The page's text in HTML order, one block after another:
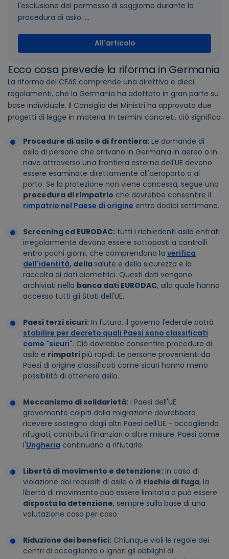
l'esclusione del permesso di soggiorno durante la
procedura di asilo. ...
All'articolo
Ecco cosa prevede la riforma in Germania
La riforma del CEAS comprende una direttiva e dieci
regolamenti, che la Germania ha adottato in gran parte su
base individuale. Il Consiglio dei Ministri ha approvato due
progetti di legge in materia. In termini concreti, ciò significa
Procedure di asilo e di frontiera: Le domande di
asilo di persone che arrivano in Germania in aereo o in
nave attraverso una frontiera esterna dell'UE devono
essere esaminate direttamente all'aeroporto o al
porto. Se la protezione non viene concessa, segue una
procedura di rimpatrio che dovrebbe consentire il
rimpatrio nel Paese di origine entro dodici settimane.
Screening ed EURODAC: tutti i richiedenti asilo entrati
irregolarmente devono essere sottoposti a controlli
entro pochi giorni, che comprendono la verifica
dell'identità, della salute e della sicurezza e la
raccolta di dati biometrici. Questi dati vengono
archiviati nella banca dati EURODAC, alla quale hanno
accesso tutti gli Stati dell'UE.
Paesi terzi sicuri: In futuro, il governo federale potrà
stabilire per decreto quali Paesi sono classificati
come "sicuri". Ciò dovrebbe consentire procedure di
asilo e rimpatripiù rapidi. Le persone provenienti da
Paesi di origine classificati come sicuri hanno meno
possibilità di ottenere asilo.
Meccanismo di solidarietà: i Paesi dell'UE
gravemente colpiti dalla migrazione dovrebbero
ricevere sostegno dagli altri Paesi dell'UE - accogliendo
rifugiati, contributi finanziari o altre misure. Paesi come
l'Ungheria continuano a rifiutarlo.
Libertà di movimento e detenzione: in caso di
violazione dei requisiti di asilo o di rischio di fuga, la
libertà di movimento può essere limitata o può essere
disposta la detenzione, sempre sulla base di una
valutazione caso per caso.
Riduzione dei benefici: Chiunque violi le regole dei
centri di accoglienza o ignori gli obblighi di